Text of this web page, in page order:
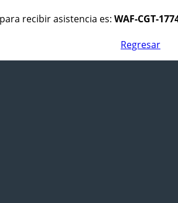
recibir asistencia es: WAF-CGT-
Regresar